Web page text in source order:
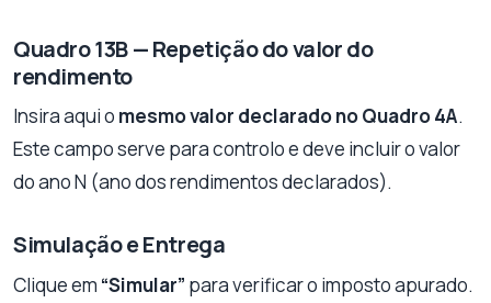
Quadro 13B — Repetição do valor do
rendimento
Insira aqui o mesmo valor declarado no Quadro 4A.
Este campo serve para controlo e deve incluir o valor
do ano N (ano dos rendimentos declarados).
Simulação e Entrega
Clique em “Simular” para verificar o imposto apurado.